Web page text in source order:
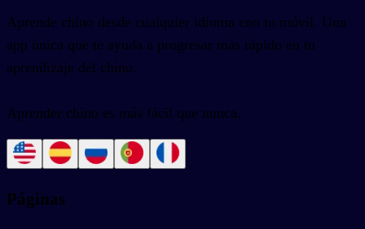
Aprende chino desde cualquier idioma con tu móvil. Una
app única que te ayuda a progresar más rápido en tu
aprendizaje del chino.
Aprender chino es más fácil que nunca.
Páginas